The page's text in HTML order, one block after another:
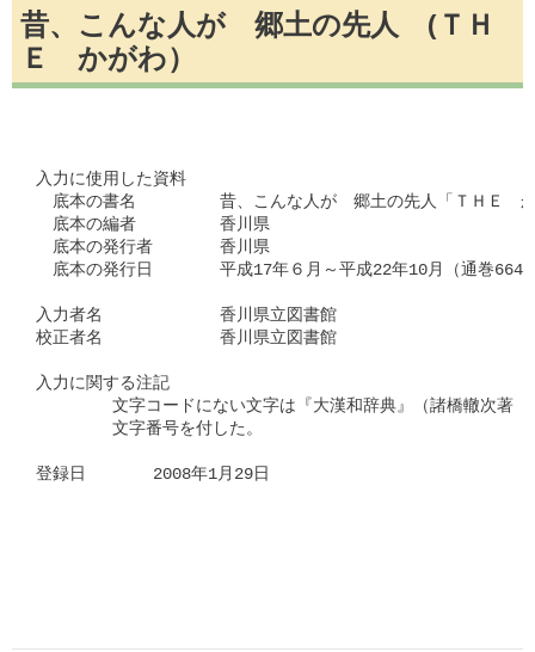
昔、こんな人が 郷土の先人 (ＴＨ
Ｅ かがわ）
入力に使用した資料
底本の書名　　　　　昔、こんな人が　郷土の先人「ＴＨＥ　
底本の編者　　　　　香川県
底本の発行者　　　　香川県
底本の発行日　　　　平成17年６月～平成22年10月（通巻664
入力者名　　　　　　　香川県立図書館
校正者名　　　　　　　香川県立図書館
入力に関する注記
登録日　　　　2008年1月29日